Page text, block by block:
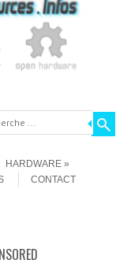
HARDWARE
CONTACT